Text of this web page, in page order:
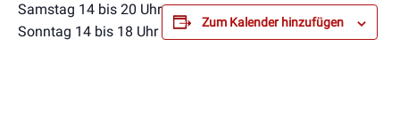
Samstag 14 bis 20 Uhr
Sonntag 14 bis 18 Uhr
Zum Kalender hinzufügen